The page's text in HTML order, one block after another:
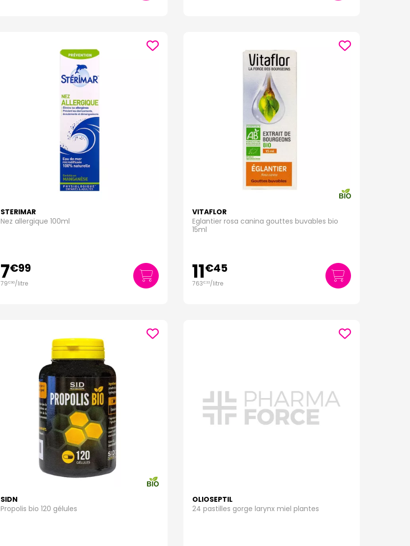
STERIMAR
Nez allergique 100ml
7€99
79€90/litre
VITAFLOR
Eglantier rosa canina gouttes buvables bio
15ml
11€45
763€33/litre
SIDN
Propolis bio 120 gélules
OLIOSEPTIL
24 pastilles gorge larynx miel plantes